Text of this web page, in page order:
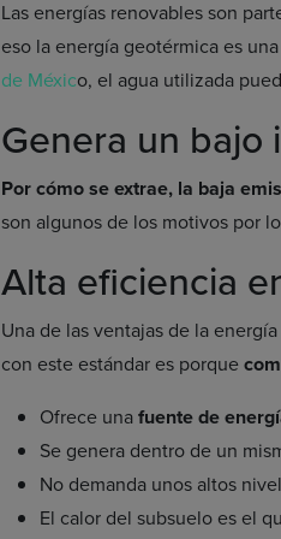
Las energías renovables son
eso la energía geotérmica es
de México, el agua utilizada
Genera un bajo
Por cómo se extrae, la baja
son algunos de los motivos por
Alta eficiencia
Una de las ventajas de la
con este estándar es porque
Ofrece unafuente de
Se genera dentro de un
No demanda unos altos
El calor del subsuelo es el